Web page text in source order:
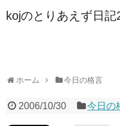
kojのとりあえず日記
ホーム 今日の格言
2006/10/30 今日の